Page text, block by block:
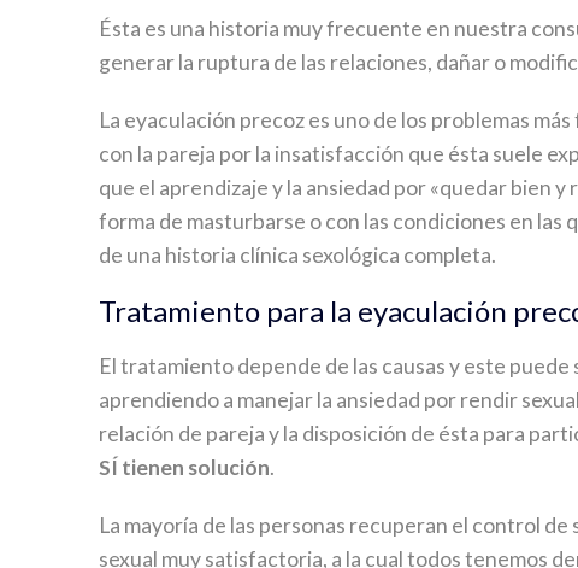
Ésta es una historia muy frecuente en nuestra
generar la ruptura de las relaciones, dañar o
La eyaculación precoz es uno de los problemas
con la pareja por la insatisfacción que ésta suele
que el aprendizaje y la ansiedad por «quedar bien
forma de masturbarse o con las condiciones en las
de una historia clínica sexológica completa.
Tratamiento para la eyaculación
El tratamiento depende de las causas y este
aprendiendo a manejar la ansiedad por rendir
relación de pareja y la disposición de ésta para
SÍ tienen solución.
La mayoría de las personas recuperan el control
sexual muy satisfactoria, a la cual todos tenemos